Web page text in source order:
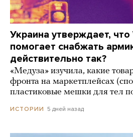
Украина утверждает,
помогает снабжать
действительно так?
«Медуза» изучила, какие
фронта на маркетплейсах
пластиковые мешки для тел
ИСТОРИИ 5 дней назад